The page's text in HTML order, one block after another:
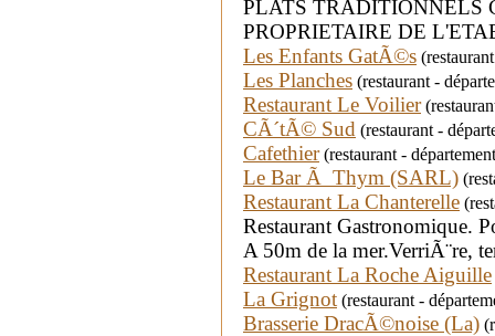
PLATS TRADITIONNELS
PROPRIETAIRE DE
Les Enfants GatÃ©s
Les Planches (restaurant -
Restaurant Le Voilier
CÃ´tÃ© Sud (restaurant -
Cafethier(restaurant -
Le Bar Ã Thym (SARL)
Restaurant La Chanterelle
Restaurant Gastronomique.
A 50m de la mer.VerriÃ¨re,
Restaurant La Roche Aiguille
La Grignot (restaurant -
Brasserie DracÃ©noise (La)